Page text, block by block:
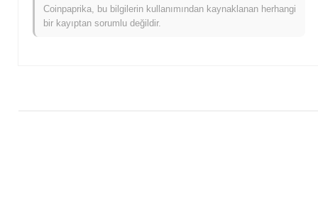
gösterdi. Bu, daha geniş piyasa momentumuna göre SAFEM'ün
fiyat hareketinde geçici bir gecikme gösterdiğini belirtir.
Coinpaprika, bu bilgilerin kullanımından kaynaklanan herhangi
bir kayıptan sorumlu değildir.